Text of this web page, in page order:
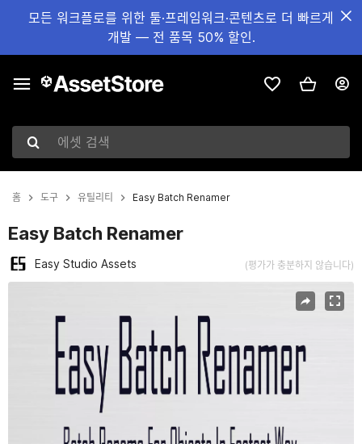
모든 워크플로를 위한 툴·프레임워크·콘텐츠로 더 빠르게
개발 — 전 품목 50% 할인.
에셋 검색
홈 도구 유틸리티 Easy Batch Renamer
Easy Batch Renamer
Easy Studio Assets (평가가 충분하지 않습니다)